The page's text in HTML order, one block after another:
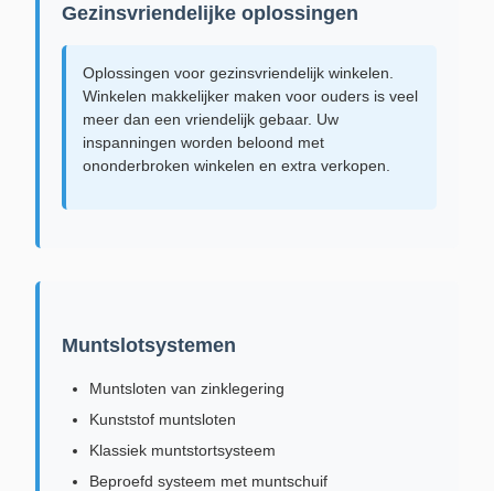
Gezinsvriendelijke oplossingen
Oplossingen voor gezinsvriendelijk winkelen.
Winkelen makkelijker maken voor ouders is veel
meer dan een vriendelijk gebaar. Uw
inspanningen worden beloond met
ononderbroken winkelen en extra verkopen.
Muntslotsystemen
Muntsloten van zinklegering
Kunststof muntsloten
Klassiek muntstortsysteem
Beproefd systeem met muntschuif